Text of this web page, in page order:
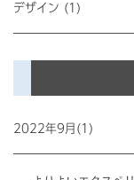
デザイン (1)
2022年9月(1)